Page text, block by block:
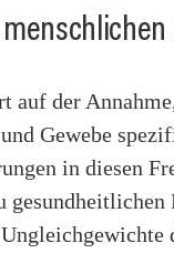
auf der
Gewebe
in diesen